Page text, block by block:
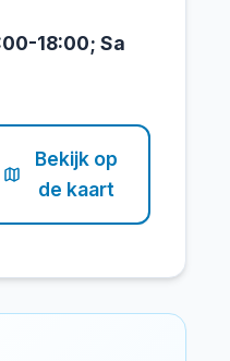
18:00; Sa
Bekijk op
de kaart